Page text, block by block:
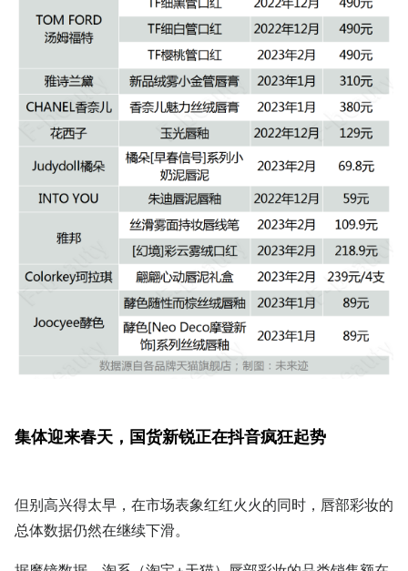
集体迎来春天，国货新锐正在抖音疯狂起势
但别高兴得太早，在市场表象红红火火的同时，唇部彩妆的
总体数据仍然在继续下滑。